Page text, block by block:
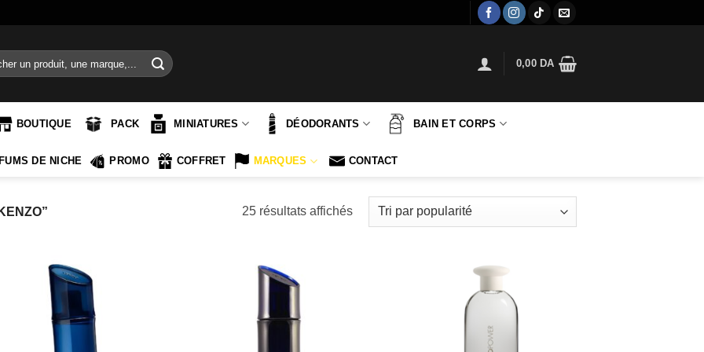
0,00 DA
BOUTIQUE PACK MINIATURES DÉODORANTS BAIN ET CORPS
DE NICHE PROMO COFFRET MARQUES CONTACT
25 résultats affichésTrié
par